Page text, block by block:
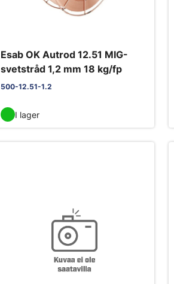
Esab OK Autrod 12.51 MIG-
svetstråd 1,2 mm 18 kg/fp
500-12.51-1.2
I lager